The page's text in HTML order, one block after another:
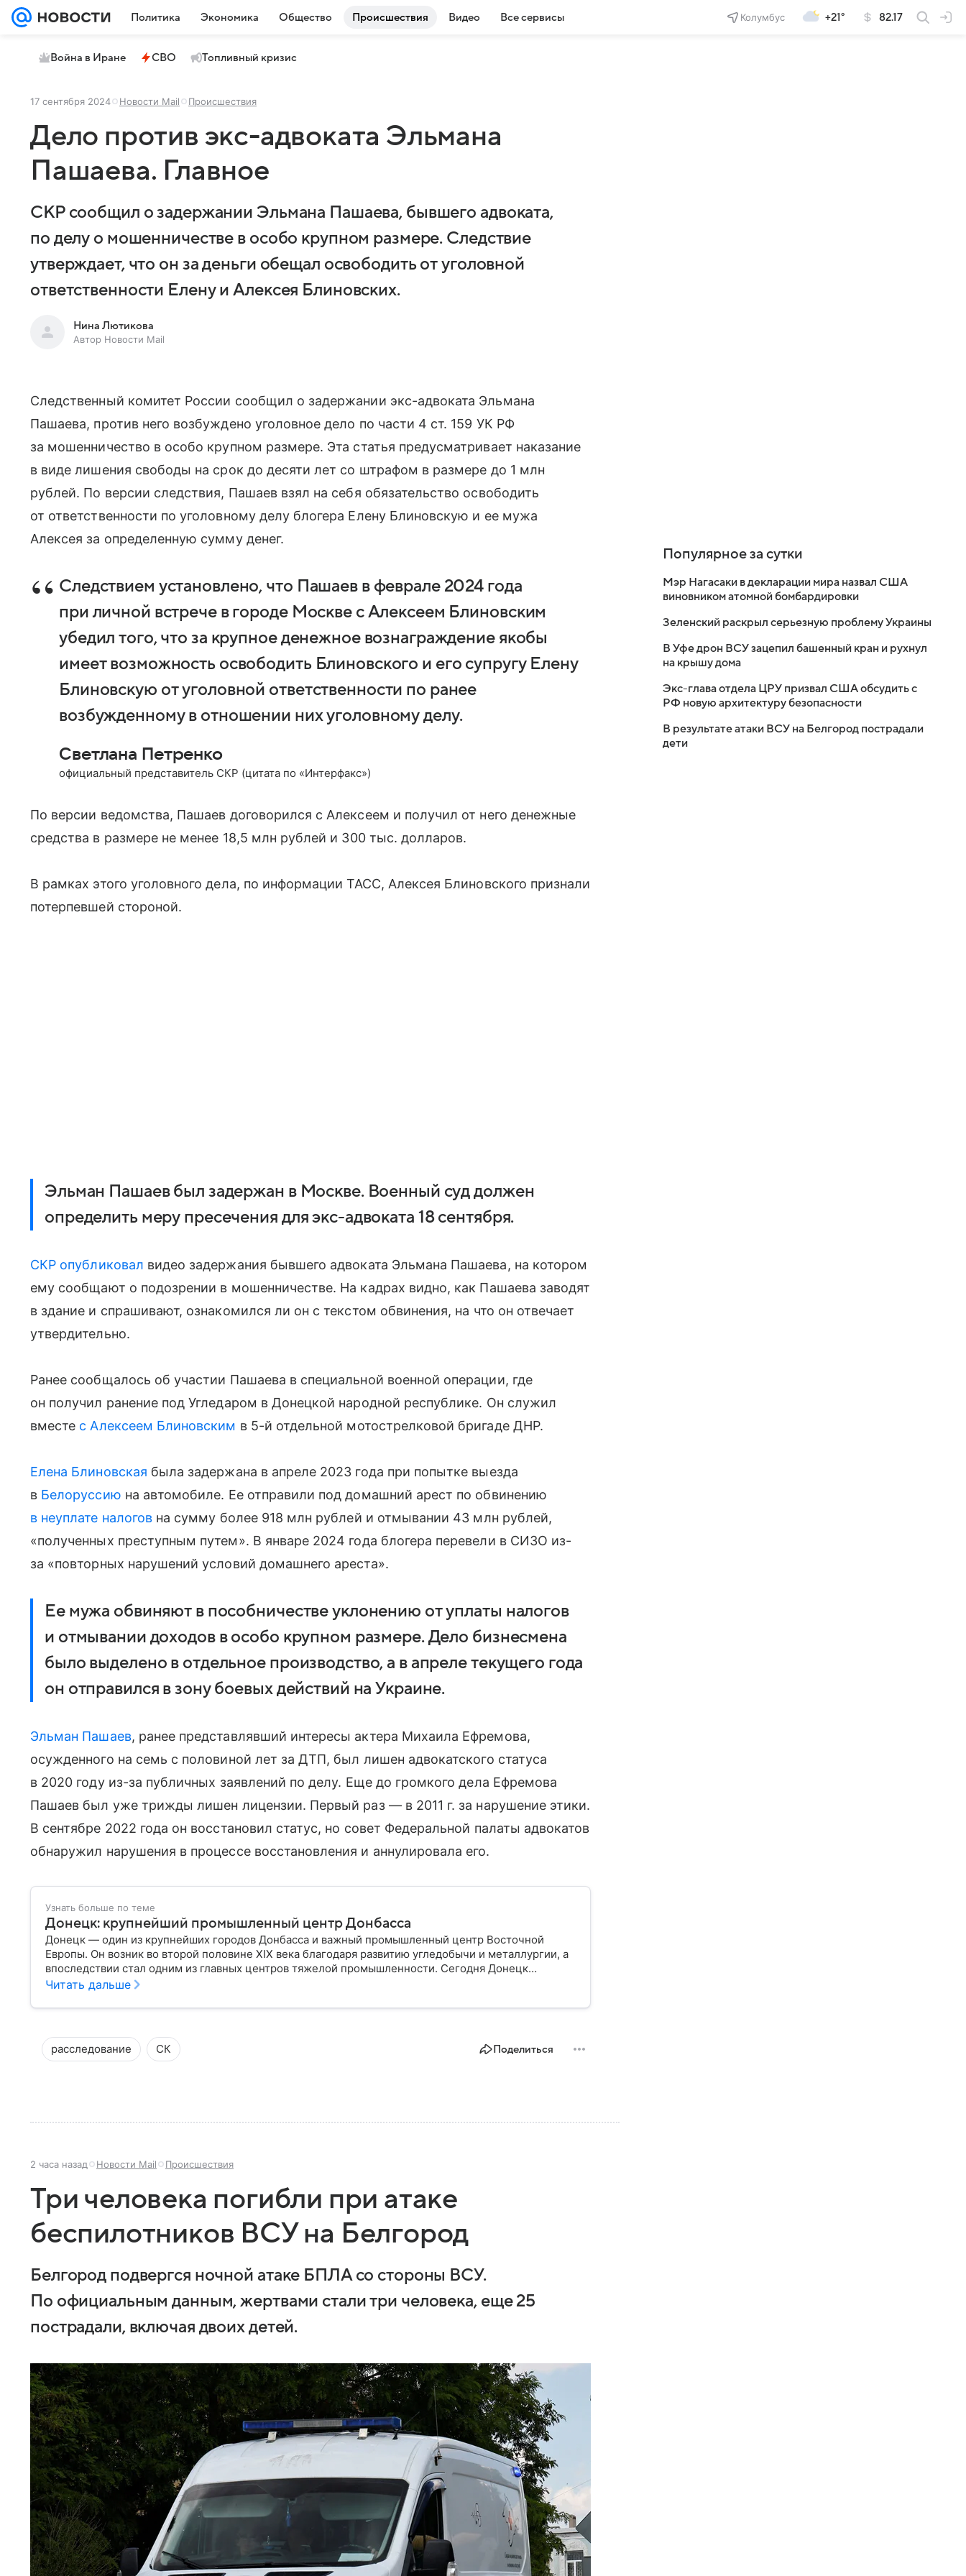
Политика Экономика Общество Происшествия Видео Все сервисы Колумбус +21° 82.17
Война в Иране СВО Топливный кризис
17 сентября 2024 Новости Mail Происшествия
Дело против экс-адвоката Эльмана
Пашаева. Главное
СКР сообщил о задержании Эльмана Пашаева, бывшего адвоката,
по делу о мошенничестве в особо крупном размере. Следствие
утверждает, что он за деньги обещал освободить от уголовной
ответственности Елену и Алексея Блиновских.
Нина Лютикова
Автор Новости Mail
Следственный комитет России сообщил о задержании экс-адвоката Эльмана
Пашаева, против него возбуждено уголовное дело по части 4 ст. 159 УК РФ
за мошенничество в особо крупном размере. Эта статья предусматривает наказание
в виде лишения свободы на срок до десяти лет со штрафом в размере до 1 млн
рублей. По версии следствия, Пашаев взял на себя обязательство освободить
от ответственности по уголовному делу блогера Елену Блиновскую и ее мужа
Алексея за определенную сумму денег.
Следствием установлено, что Пашаев в феврале 2024 года
при личной встрече в городе Москве с Алексеем Блиновским
убедил того, что за крупное денежное вознаграждение якобы
имеет возможность освободить Блиновского и его супругу Елену
Блиновскую от уголовной ответственности по ранее
возбужденному в отношении них уголовному делу.
Светлана Петренко
официальный представитель СКР (цитата по «Интерфакс»)
По версии ведомства, Пашаев договорился с Алексеем и получил от него денежные
средства в размере не менее 18,5 млн рублей и 300 тыс. долларов.
В рамках этого уголовного дела, по информации ТАСС, Алексея Блиновского признали
потерпевшей стороной.
Эльман Пашаев был задержан в Москве. Военный суд должен
определить меру пресечения для экс-адвоката 18 сентября.
СКР опубликовал видео задержания бывшего адвоката Эльмана Пашаева, на котором
ему сообщают о подозрении в мошенничестве. На кадрах видно, как Пашаева заводят
в здание и спрашивают, ознакомился ли он с текстом обвинения, на что он отвечает
утвердительно.
Ранее сообщалось об участии Пашаева в специальной военной операции, где
он получил ранение под Угледаром в Донецкой народной республике. Он служил
вместе с Алексеем Блиновским в 5-й отдельной мотострелковой бригаде ДНР.
Елена Блиновская была задержана в апреле 2023 года при попытке выезда
в Белоруссию на автомобиле. Ее отправили под домашний арест по обвинению
в неуплате налоговна сумму более 918 млн рублей и отмывании 43 млн рублей,
«полученных преступным путем». В январе 2024 года блогера перевели в СИЗО из-
за «повторных нарушений условий домашнего ареста».
Ее мужа обвиняют в пособничестве уклонению от уплаты налогов
и отмывании доходов в особо крупном размере. Дело бизнесмена
было выделено в отдельное производство, а в апреле текущего года
он отправился в зону боевых действий на Украине.
Эльман Пашаев, ранее представлявший интересы актера Михаила Ефремова,
осужденного на семь с половиной лет за ДТП, был лишен адвокатского статуса
в 2020 году из-за публичных заявлений по делу. Еще до громкого дела Ефремова
Пашаев был уже трижды лишен лицензии. Первый раз — в 2011 г. за нарушение этики.
В сентябре 2022 года он восстановил статус, но совет Федеральной палаты адвокатов
обнаружил нарушения в процессе восстановления и аннулировала его.
Узнать больше по теме
Донецк: крупнейший промышленный центр Донбасса
Донецк — один из крупнейших городов Донбасса и важный промышленный центр Восточной
Европы. Он возник во второй половине XIX века благодаря развитию угледобычи и металлургии, а
впоследствии стал одним из главных центров тяжелой промышленности. Сегодня Донецк
остается одним из самых известных городов региона: собрали о нем главное.
Читать дальше
расследование СК Поделиться
2 часа назад Новости Mail Происшествия
Три человека погибли при атаке
беспилотников ВСУ на Белгород
Белгород подвергся ночной атаке БПЛА со стороны ВСУ.
По официальным данным, жертвами стали три человека, еще 25
пострадали, включая двоих детей.
Популярное за сутки
Мэр Нагасаки в декларации мира назвал США
виновником атомной бомбардировки
Зеленский раскрыл серьезную проблему Украины
В Уфе дрон ВСУ зацепил башенный кран и рухнул
на крышу дома
Экс-глава отдела ЦРУ призвал США обсудить с
РФ новую архитектуру безопасности
В результате атаки ВСУ на Белгород пострадали
дети